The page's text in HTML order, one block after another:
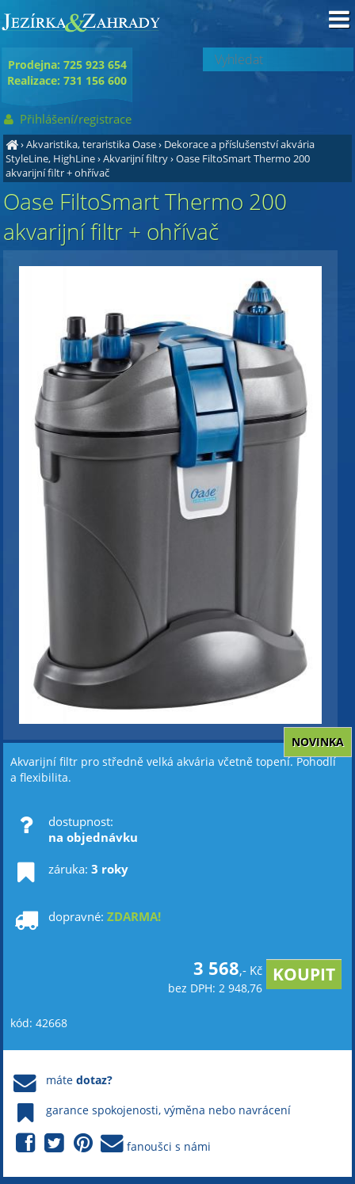
›Akvaristika, teraristika Oase› Dekorace a příslušenství akvária
StyleLine, HighLine›Akvarijní filtry›Oase FiltoSmart Thermo 200
akvarijní filtr + ohřívač
Oase FiltoSmart Thermo 200
akvarijní filtr + ohřívač
Akvarijní filtr pro středně velká akvária včetně topení. Pohodlí
a flexibilita.
NOVINKA
dostupnost:
na objednávku
záruka: 3 roky
dopravné: ZDARMA!
3 568,- Kč
bez DPH: 2 948,76
kód: 42668
mátedotaz?
garance spokojenosti, výměna nebo navrácení
fanoušci s námi
Prodejna: 725 923 654
Realizace: 731 156 600
Přihlášení/registrace